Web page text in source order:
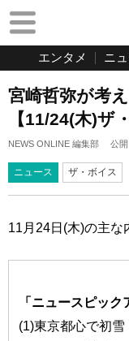
エンタメ ニ
宮崎哲弥が考
【11/24(木)ザ
NEWS ONLINE 編集部 公開
ニュース ザ・ボイス
11月24日(木)の主な
「ニュースピック
(1)東京都心で初